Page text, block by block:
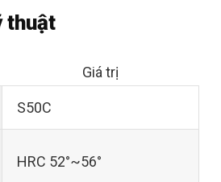
thuật
Giá trị
S50C
HRC 52°~56°